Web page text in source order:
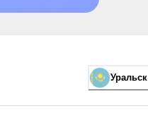
Уральск